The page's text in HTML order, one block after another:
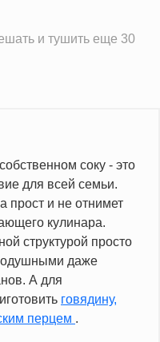
и тушить еще 30
соку - это
для всей семьи.
прост и не отнимет
кулинара.
структурой просто
даже
А для
говядину,
перцем .